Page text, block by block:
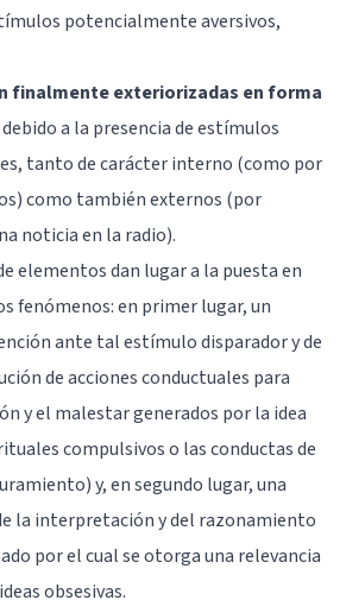
potencialmente aversivos,
finalmente exteriorizadas en forma
debido a la presencia de estímulos
tanto de carácter interno (como por
como también externos (por
noticia en la radio).
elementos dan lugar a la puesta en
fenómenos: en primer lugar, un
ante tal estímulo disparador y de
de acciones conductuales para
y el malestar generados por la idea
compulsivos o las conductas de
y, en segundo lugar, una
la interpretación y del razonamiento
por el cual se otorga una relevancia
obsesivas.